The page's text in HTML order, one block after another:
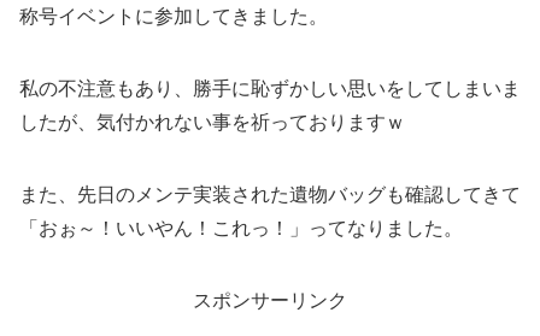
称号イベントに参加してきました。
私の不注意もあり、勝手に恥ずかしい思いをしてしまいま
したが、気付かれない事を祈っておりますｗ
また、先日のメンテ実装された遺物バッグも確認してきて
「おぉ～！いいやん！これっ！」ってなりました。
スポンサーリンク